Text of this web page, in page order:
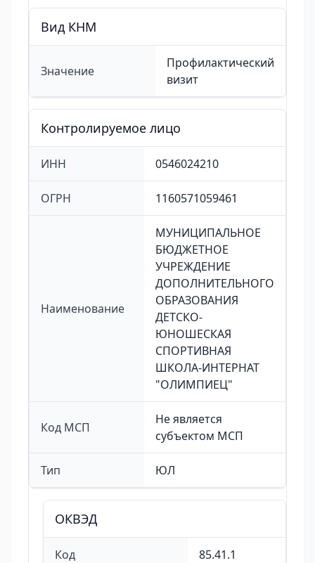
Вид КНМ
Значение
Профилактический
визит
Контролируемое лицо
ИНН 0546024210
ОГРН 1160571059461
Наименование
МУНИЦИПАЛЬНОЕ
БЮДЖЕТНОЕ
УЧРЕЖДЕНИЕ
ДОПОЛНИТЕЛЬНОГО
ОБРАЗОВАНИЯ
ДЕТСКО-
ЮНОШЕСКАЯ
СПОРТИВНАЯ
ШКОЛА-ИНТЕРНАТ
"ОЛИМПИЕЦ"
Код МСП
Не является
субъектом МСП
Тип ЮЛ
ОКВЭД
Код 85.41.1